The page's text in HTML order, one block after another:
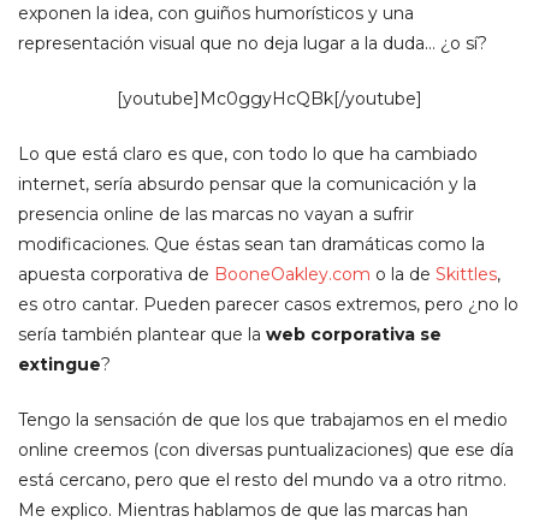
exponen la idea, con guiños humorísticos y una
representación visual que no deja lugar a la duda… ¿o sí?
[youtube]Mc0ggyHcQBk[/youtube]
Lo que está claro es que, con todo lo que ha cambiado
internet, sería absurdo pensar que la comunicación y la
presencia online de las marcas no vayan a sufrir
modificaciones. Que éstas sean tan dramáticas como la
apuesta corporativa de BooneOakley.com o la de Skittles,
es otro cantar. Pueden parecer casos extremos, pero ¿no lo
sería también plantear que la web corporativa se
extingue?
Tengo la sensación de que los que trabajamos en el medio
online creemos (con diversas puntualizaciones) que ese día
está cercano, pero que el resto del mundo va a otro ritmo.
Me explico. Mientras hablamos de que las marcas han